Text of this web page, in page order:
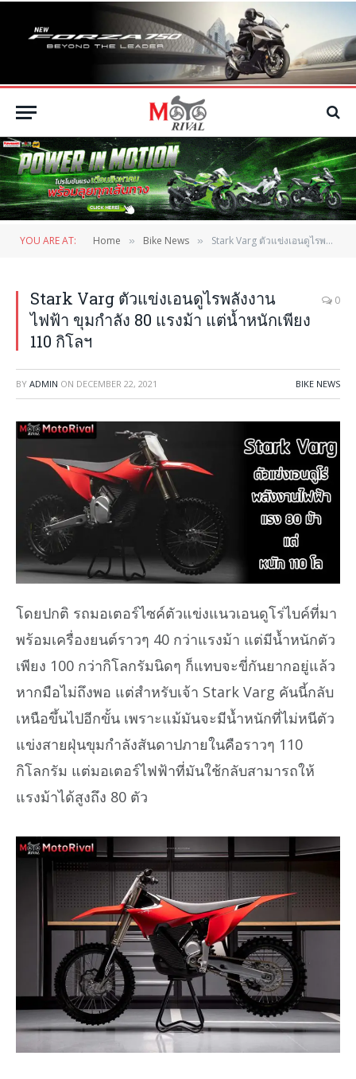
YOU ARE AT: Home » Bike News » Stark Varg ตัวแข่งเอนดูไรพลังงานไฟฟ้า ขุมกำลัง 80 แรงม้า แต่น้ำหนักเพียง 110 กิโลฯ
Stark Varg ตัวแข่งเอนดูไรพลังงาน
ไฟฟ้า ขุมกำลัง 80 แรงม้า แต่น้ำหนักเพียง
110 กิโลฯ
0
BY ADMIN ON DECEMBER 22, 2021 BIKE NEWS
โดยปกติ รถมอเตอร์ไซค์ตัวแข่งแนวเอนดูโร่ไบค์ที่มา
พร้อมเครื่องยนต์ราวๆ 40 กว่าแรงม้า แต่มีน้ำหนักตัว
เพียง 100 กว่ากิโลกรัมนิดๆ ก็แทบจะขี่กันยากอยู่แล้ว
หากมือไม่ถึงพอ แต่สำหรับเจ้า Stark Varg คันนี้กลับ
เหนือขึ้นไปอีกขั้น เพราะแม้มันจะมีน้ำหนักที่ไม่หนีตัว
แข่งสายฝุ่นขุมกำลังสันดาปภายในคือราวๆ 110
กิโลกรัม แต่มอเตอร์ไฟฟ้าที่มันใช้กลับสามารถให้
แรงม้าได้สูงถึง 80 ตัว